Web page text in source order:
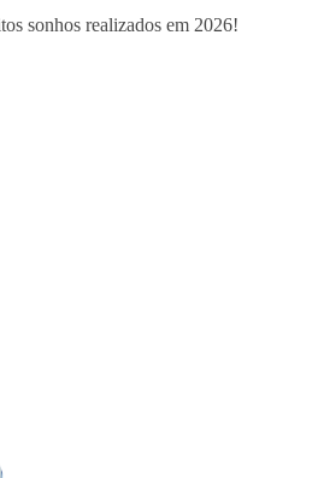
sonhos realizados em 2026!